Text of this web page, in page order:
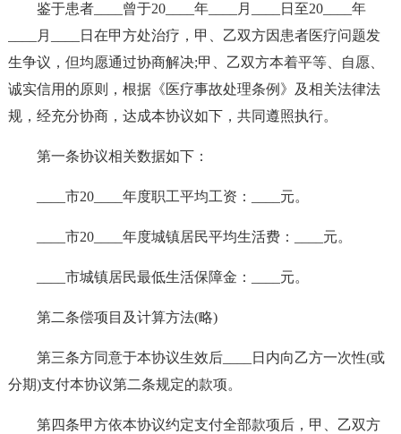
鉴于患者____曾于20____年____月____日至20____年
____月____日在甲方处治疗，甲、乙双方因患者医疗问题发
生争议，但均愿通过协商解决;甲、乙双方本着平等、自愿、
诚实信用的原则，根据《医疗事故处理条例》及相关法律法
规，经充分协商，达成本协议如下，共同遵照执行。
第一条协议相关数据如下：
____市20____年度职工平均工资：____元。
____市20____年度城镇居民平均生活费：____元。
____市城镇居民最低生活保障金：____元。
第二条偿项目及计算方法(略)
第三条方同意于本协议生效后____日内向乙方一次性(或
分期)支付本协议第二条规定的款项。
第四条甲方依本协议约定支付全部款项后，甲、乙双方